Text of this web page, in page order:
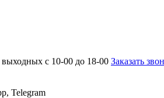
с 10-00 до 18-00 Заказать
Telegram